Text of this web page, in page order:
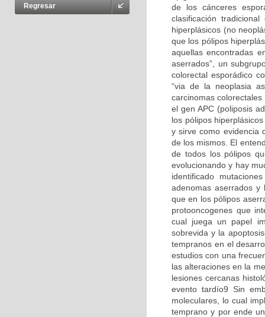
Regresar
de los cánceres
clasificación
hiperplásicos (no
que los pólipos
aquellas encontradas
aserrados”, un
colorectal esporádico
“via de la neoplasia
carcinomas
el gen APC (poliposis
los pólipos
y sirve como evidencia
de los mismos. El
de todos los pólipos
evolucionando y hay
identificado
adenomas aserrados y
que en los pólipos
protooncogenes que
cual juega un papel
sobrevida y la
tempranos en el
estudios con una
las alteraciones en la
lesiones cercanas
evento tardío9 Sin
moleculares, lo cual
temprano y por ende